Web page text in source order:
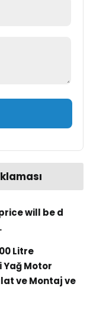
will be d
Litre
Yağ Motor
ve Montaj ve